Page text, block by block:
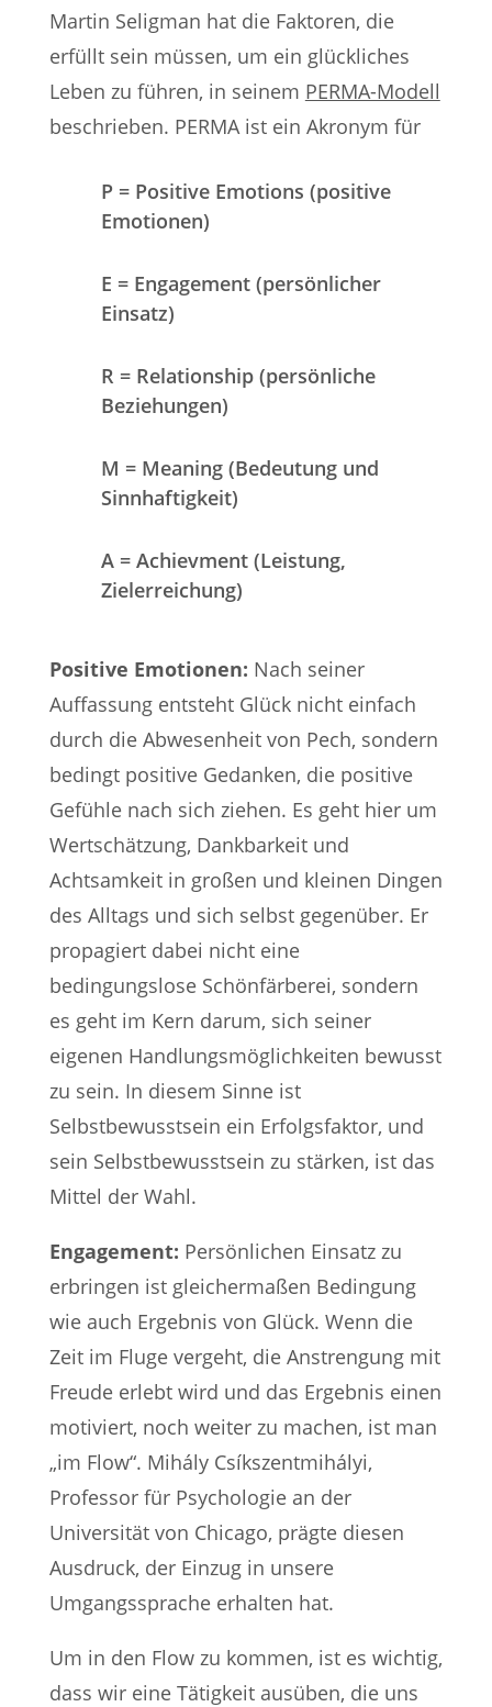
Martin Seligman hat die Faktoren, die
erfüllt sein müssen, um ein glückliches
Leben zu führen, in seinem PERMA-Modell
beschrieben. PERMA ist ein Akronym für
P = Positive Emotions (positive
Emotionen)
E = Engagement (persönlicher
Einsatz)
R = Relationship (persönliche
Beziehungen)
M = Meaning (Bedeutung und
Sinnhaftigkeit)
A = Achievment (Leistung,
Zielerreichung)
Positive Emotionen: Nach seiner
Auffassung entsteht Glück nicht einfach
durch die Abwesenheit von Pech, sondern
bedingt positive Gedanken, die positive
Gefühle nach sich ziehen. Es geht hier um
Wertschätzung, Dankbarkeit und
Achtsamkeit in großen und kleinen Dingen
des Alltags und sich selbst gegenüber. Er
propagiert dabei nicht eine
bedingungslose Schönfärberei, sondern
es geht im Kern darum, sich seiner
eigenen Handlungsmöglichkeiten bewusst
zu sein. In diesem Sinne ist
Selbstbewusstsein ein Erfolgsfaktor, und
sein Selbstbewusstsein zu stärken, ist das
Mittel der Wahl.
Engagement: Persönlichen Einsatz zu
erbringen ist gleichermaßen Bedingung
wie auch Ergebnis von Glück. Wenn die
Zeit im Fluge vergeht, die Anstrengung mit
Freude erlebt wird und das Ergebnis einen
motiviert, noch weiter zu machen, ist man
„im Flow“. Mihály Csíkszentmihályi,
Professor für Psychologie an der
Universität von Chicago, prägte diesen
Ausdruck, der Einzug in unsere
Umgangssprache erhalten hat.
Um in den Flow zu kommen, ist es wichtig,
dass wir eine Tätigkeit ausüben, die uns